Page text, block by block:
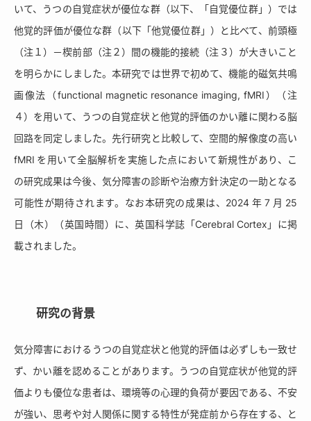
いて、うつの自覚症状が優位な群（以下、「自覚優位群」）では
他覚的評価が優位な群（以下「他覚優位群」）と比べて、前頭極
（注１）－楔前部（注２）間の機能的接続（注３）が大きいこと
を明らかにしました。本研究では世界で初めて、機能的磁気共鳴
画像法（functional magnetic resonance imaging, fMRI）（注
４）を用いて、うつの自覚症状と他覚的評価のかい離に関わる脳
回路を同定しました。先行研究と比較して、空間的解像度の高い
fMRI を用いて全脳解析を実施した点において新規性があり、こ
の研究成果は今後、気分障害の診断や治療方針決定の一助となる
可能性が期待されます。なお本研究の成果は、2024 年 7 月 25
日（木）（英国時間）に、英国科学誌「Cerebral Cortex」に掲
載されました。
研究の背景
気分障害におけるうつの自覚症状と他覚的評価は必ずしも一致せ
ず、かい離を認めることがあります。うつの自覚症状が他覚的評
価よりも優位な患者は、環境等の心理的負荷が要因である、不安
が強い、思考や対人関係に関する特性が発症前から存在する、と